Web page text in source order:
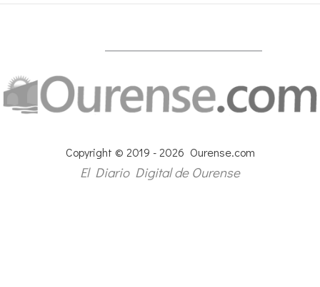
Copyright © 2019 - 2026 Ourense.com
El Diario Digital de Ourense